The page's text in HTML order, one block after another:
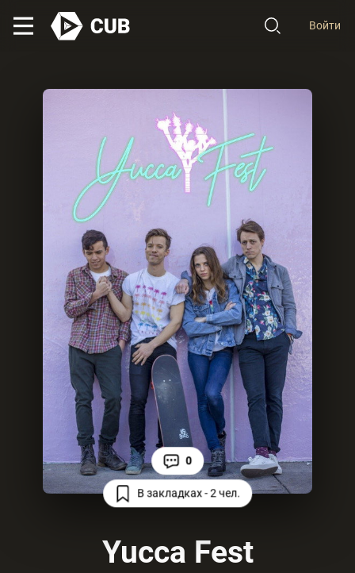
Войти
В закладках - 2 чел.
0
Yucca Fest